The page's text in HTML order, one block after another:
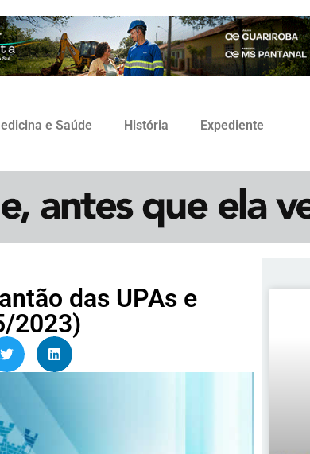
e Saúde História Expediente
das UPAs e
2023)